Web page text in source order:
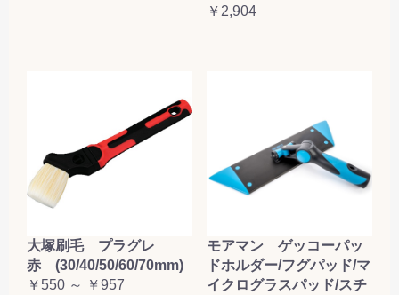
￥2,904
大塚刷毛 プラグレ
赤 (30/40/50/60/70mm)
￥550 ～ ￥957
モアマン ゲッコーパッ
ドホルダー/フグパッド/マ
イクログラスパッド/スチ